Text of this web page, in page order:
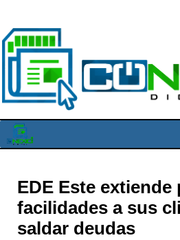
EDE Este extiende
facilidades a sus
saldar deudas